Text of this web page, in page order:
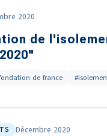
2020
de
de france
Décembre 2020